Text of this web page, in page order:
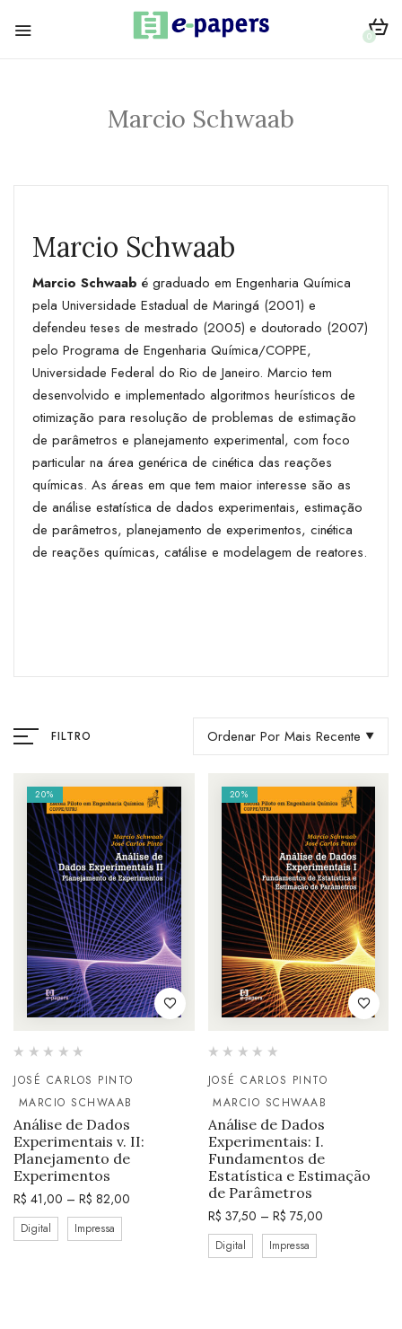
0
Marcio Schwaab
Marcio Schwaab
Marcio Schwaab é graduado em Engenharia Química
pela Universidade Estadual de Maringá (2001) e
defendeu teses de mestrado (2005) e doutorado (2007)
pelo Programa de Engenharia Química/COPPE,
Universidade Federal do Rio de Janeiro. Marcio tem
desenvolvido e implementado algoritmos heurísticos de
otimização para resolução de problemas de estimação
de parâmetros e planejamento experimental, com foco
particular na área genérica de cinética das reações
químicas. As áreas em que tem maior interesse são as
de análise estatística de dados experimentais, estimação
de parâmetros, planejamento de experimentos, cinética
de reações químicas, catálise e modelagem de reatores.
FILTRO Ordenar Por Mais Recente
20%
JOSÉ CARLOS PINTO
MARCIO SCHWAAB
Análise de Dados
Experimentais v. II:
Planejamento de
Experimentos
R$ 41,00 – R$ 82,00
Digital Impressa
20%
JOSÉ CARLOS PINTO
MARCIO SCHWAAB
Análise de Dados
Experimentais: I.
Fundamentos de
Estatística e Estimação
de Parâmetros
R$ 37,50 – R$ 75,00
Digital Impressa